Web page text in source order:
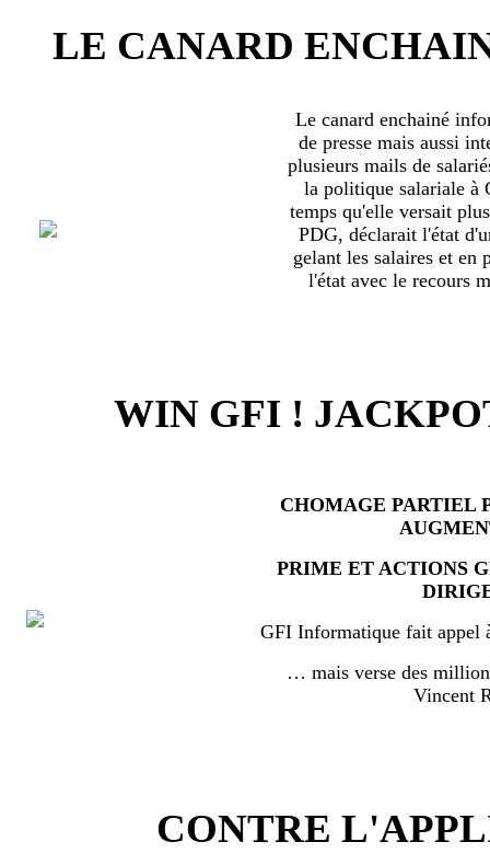
LE CANARD
Le canard enchainé
de presse mais aussi
plusieurs mails de
la politique salariale à
temps qu'elle versait
PDG, déclarait l'état
gelant les salaires et en
l'état avec le recours
WIN GFI !
CHOMAGE PARTIEL
PRIME ET ACTIONS
GFI Informatique fait appel
… mais verse des
Vincent
CONTRE